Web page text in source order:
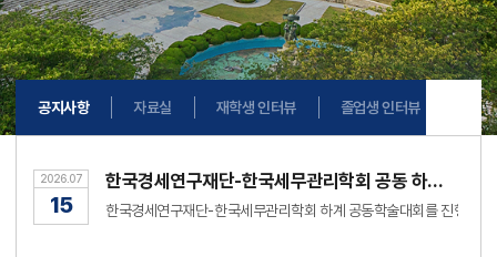
공지사항 자료실 재학생 인터뷰 졸업생 인터뷰
2026.07
15
한국경세연구재단-한국세무관리학회 공동 하계 학술대회